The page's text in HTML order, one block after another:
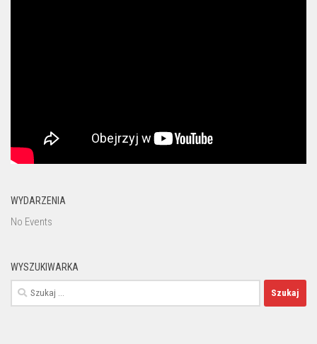
WYDARZENIA
No Events
WYSZUKIWARKA
Szukaj: